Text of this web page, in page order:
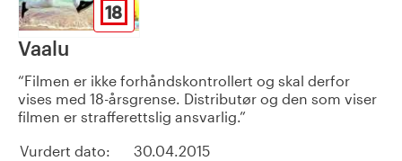
18
Vaalu
Filmen er ikke forhåndskontrollert og skal derfor
vises med 18-årsgrense. Distributør og den som viser
filmen er strafferettslig ansvarlig.
Vurdert dato:
30.04.2015